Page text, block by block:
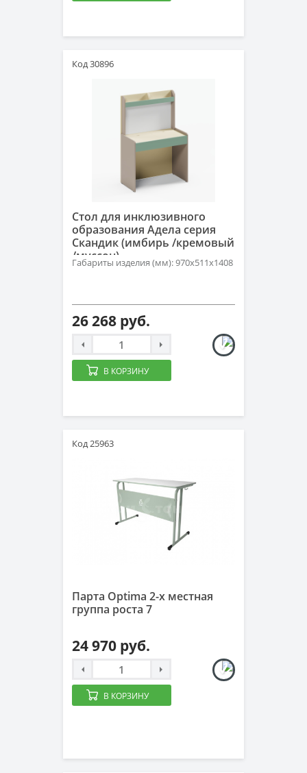
Код 30896
Стол для инклюзивного
образования Адела серия
Скандик (имбирь /кремовый
/муссон)
Габариты изделия (мм): 970х511х1408
26 268 руб.
В КОРЗИНУ
Код 25963
Парта Optima 2-х местная
группа роста 7
24 970 руб.
В КОРЗИНУ